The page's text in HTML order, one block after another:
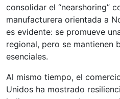
consolidar el “nearshoring”
manufacturera orientada a
es evidente: se promueve
regional, pero se mantienen
esenciales.
Al mismo tiempo, el
Unidos ha mostrado